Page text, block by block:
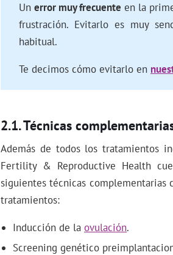
Unerror muy frecuente en la
frustración. Evitarlo es muy
habitual.
Te decimos cómo evitarlo en
Técnicas
Además de todos los tratamientos
Fertility & Reproductive Health
siguientes técnicas
tratamientos:
Inducción de la ovulación.
Screening genético